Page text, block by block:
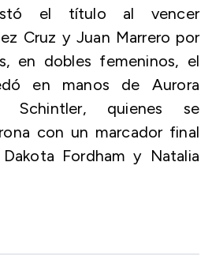
el título al vencer
Cruz y Juan Marrero por
en dobles femeninos, el
en manos de Aurora
quienes se
con un marcador final
Fordham y Natalia